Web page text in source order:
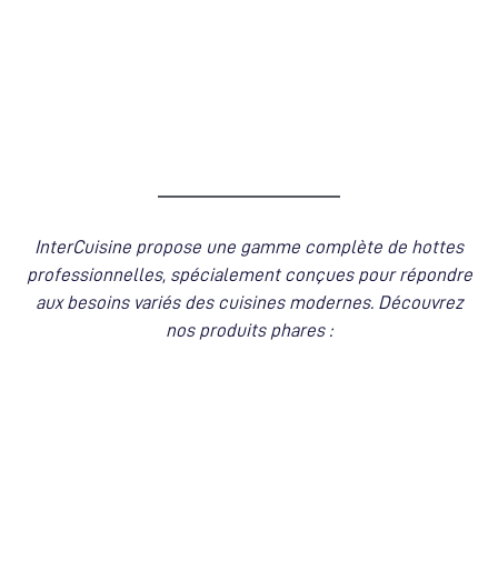
InterCuisine propose une gamme complète de hottes
professionnelles, spécialement conçues pour répondre
aux besoins variés des cuisines modernes. Découvrez
nos produits phares :